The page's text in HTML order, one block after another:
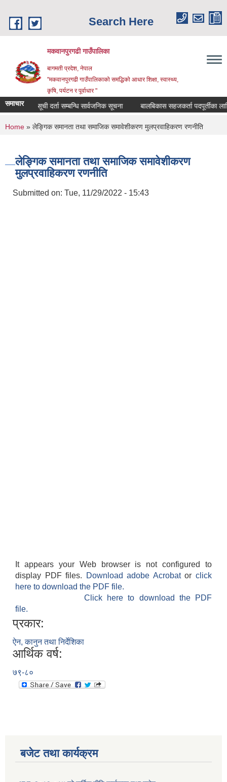
Search Here
मकवानपुरगढी गाउँपालिका
बागमती प्रदेश, नेपाल
"मकवानपुरगढी गाउँपालिकाको समद्धिको आधार शिक्षा, स्‍वास्‍थ्‍य,
कृषि, पर्यटन र पूर्वाधार "
समाचारसूची दर्ता सम्बन्धि सार्वजनिक सूचना बालबिकास सहजकर्ता पदपूर्तीका लागि
You are here
Home » लेङ्गिक समानता तथा समाजिक समावेशीकरण मुलप्रवाहिकरण रणनीति
लेङ्गिक समानता तथा समाजिक समावेशीकरण
मुलप्रवाहिकरण रणनीति
Submitted on: Tue, 11/29/2022 - 15:43
It appears your Web browser is not configured to
display PDF files.
Download adobe Acrobatorclick
here to download the PDF file.
Click here to download the PDF
file.
प्रकार:
ऐन, कानुन तथा निर्देशिका
आर्थिक वर्ष:
७९-८०
बजेट तथा कार्यक्रम